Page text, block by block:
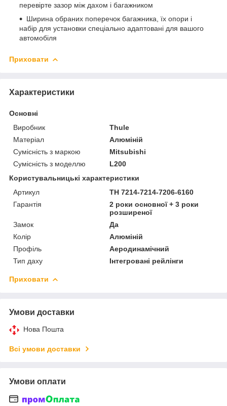
перевірте зазор між дахом і багажником
Ширина обраних поперечок багажника, їх опори і
набір для установки спеціально адаптовані для вашого
автомобіля
Приховати
Характеристики
Основні
Виробник
Thule
Матеріал
Алюміній
Сумісність з маркою
Mitsubishi
Сумісність з моделлю
L200
Користувальницькі характеристики
Артикул
TH 7214-7214-7206-6160
Гарантія
2 роки основної + 3 роки
розширеної
Замок
Да
Колір
Алюміній
Профіль
Аеродинамічний
Тип даху
Інтегровані рейлінги
Приховати
Умови доставки
Нова Пошта
Всі умови доставки
Умови оплати